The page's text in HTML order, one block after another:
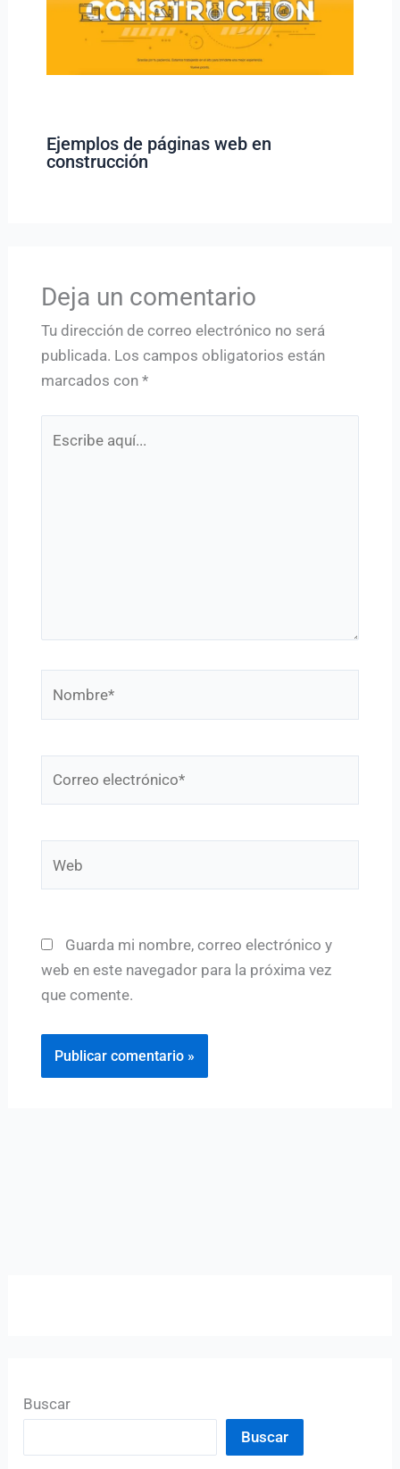
Ejemplos de páginas web en
construcción
Deja un comentario
Tu dirección de correo electrónico no será
publicada. Los campos obligatorios están
marcados con *
Guarda mi nombre, correo electrónico y
web en este navegador para la próxima vez
que comente.
Buscar
Buscar